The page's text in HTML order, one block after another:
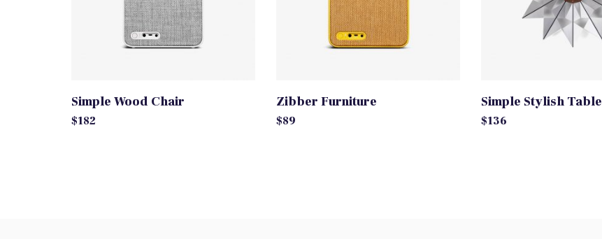
Simple Wood Chair
$182
Zibber Furniture
$89
Simple Stylish Table
$136